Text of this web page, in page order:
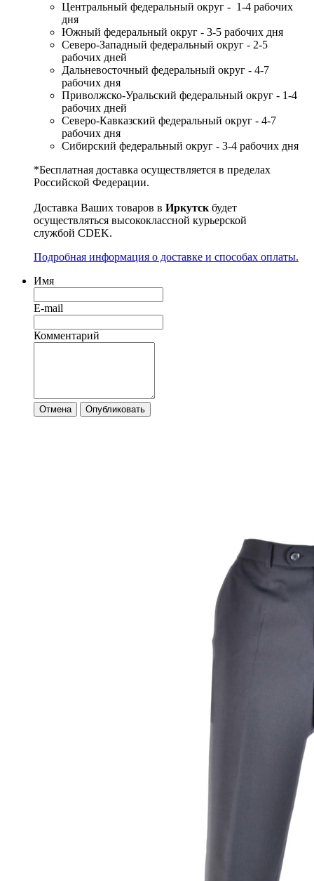
Центральный федеральный округ - 1-4 рабочих
дня
Южный федеральный округ - 3-5 рабочих дня
Северо-Западный федеральный округ - 2-5
рабочих дней
Дальневосточный федеральный округ - 4-7
рабочих дня
Приволжско-Уральский федеральный округ - 1-4
рабочих дней
Северо-Кавказский федеральный округ - 4-7
рабочих дня
Сибирский федеральный округ - 3-4 рабочих дня
*Бесплатная доставка осуществляется в пределах
Российской Федерации.
Доставка Ваших товаров в Иркутскбудет
осуществляться высококлассной курьерской
службой CDEK.
Подробная информация о доставке и способах оплаты.
Имя
E-mail
Комментарий
Отмена Опубликовать